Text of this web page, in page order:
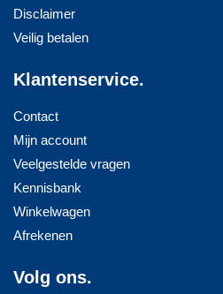
Disclaimer
Veilig betalen
Klantenservice.
Contact
Mijn account
Veelgestelde vragen
Kennisbank
Winkelwagen
Afrekenen
Volg ons.